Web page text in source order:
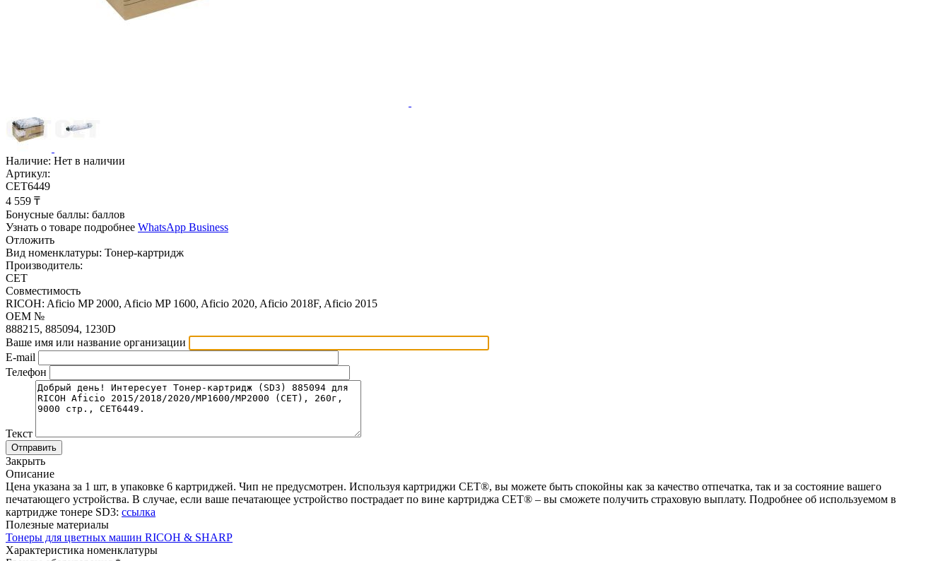
Наличие: Нет в наличии
Артикул:
CET6449
4 559 ₸
Бонусные баллы: баллов
Узнать о товаре подробнее WhatsApp Business
Отложить
Вид номенклатуры: Тонер-картридж
Производитель:
CET
Совместимость
RICOH: Aficio MP 2000, Aficio MP 1600, Aficio 2020, Aficio 2018F, Aficio 2015
OEM №
888215, 885094, 1230D
Ваше имя или название организации
E-mail
Телефон
Текст
Отправить
Закрыть
Описание
Цена указана за 1 шт, в упаковке 6 картриджей. Чип не предусмотрен. Используя картриджи СЕТ®, вы можете быть спокойны как за качество отпечатка, так и за состояние вашего
печатающего устройства. В случае, если ваше печатающее устройство пострадает по вине картриджа СЕТ® – вы сможете получить страховую выплату. Подробнее об используемом в
картридже тонере SD3: ссылка
Полезные материалы
Тонеры для цветных машин RICOH & SHARP
Характеристика номенклатуры